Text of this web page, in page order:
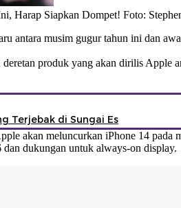
Harap Siapkan Dompet! Foto:
antara musim gugur tahun ini dan
produk yang akan dirilis Apple
Terjebak di Sungai Es
akan meluncurkan iPhone 14
dukungan untuk always-on display.